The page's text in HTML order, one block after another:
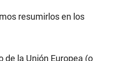
resumirlos en los
de la Unión Europea (o